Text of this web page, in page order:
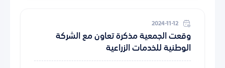
2024-11-12
وقعت الجمعية مذكرة تعاون مع الشركة
الوطنية للخدمات الزراعية